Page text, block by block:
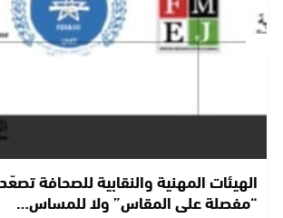
الهيئات المهنية والنقابية للصحافة
“مفصلة على المقاس” ولا للمساس…